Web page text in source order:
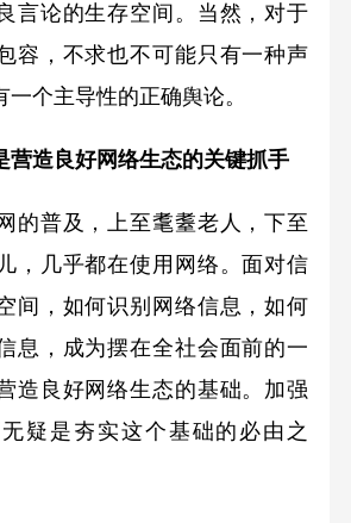
言论的生存空间。当然，对于
容，不求也不可能只有一种声
个主导性的正确舆论。
造良好网络生态的关键抓手
普及，上至耄耋老人，下至
，几乎都在使用网络。面对信
间，如何识别网络信息，如何
息，成为摆在全社会面前的一
造良好网络生态的基础。加强
疑是夯实这个基础的必由之